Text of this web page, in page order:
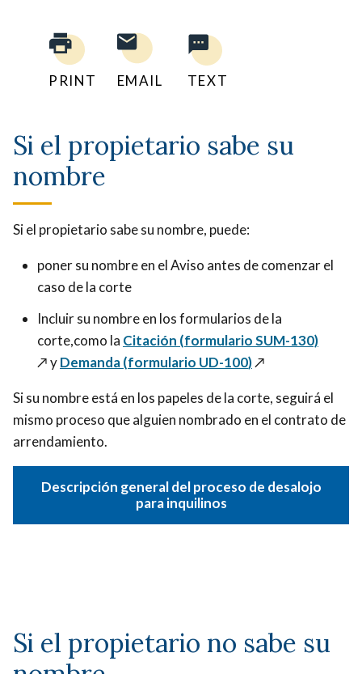
PRINT EMAIL TEXT
Si el propietario sabe su
nombre
Si el propietario sabe su nombre, puede:
poner su nombre en el Aviso antes de comenzar el
caso de la corte
Incluir su nombre en los formularios de la
corte,como la Citación (formulario SUM-130)
↗️yDemanda (formulario UD-100)↗️
Si su nombre está en los papeles de la corte, seguirá el
mismo proceso que alguien nombrado en el contrato de
arrendamiento.
Descripción general del proceso de desalojo
para inquilinos
Si el propietario no sabe su